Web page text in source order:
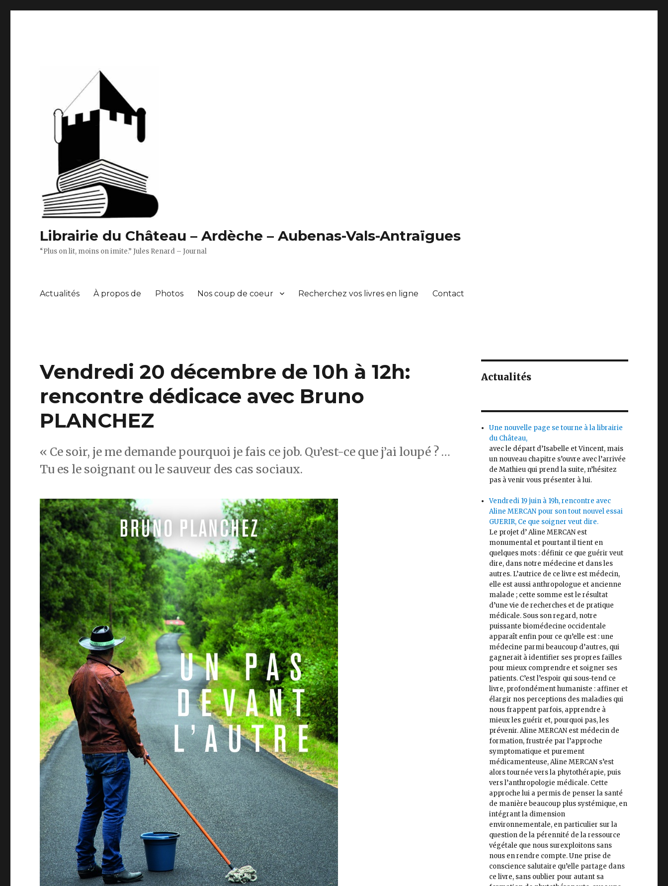
Librairie du Château – Ardèche – Aubenas-Vals-Antraïgues
“Plus on lit, moins on imite.” Jules Renard – Journal
Actualités À propos de Photos Nos coup de coeur Recherchez vos livres en ligne Contact
Vendredi 20 décembre de 10h à 12h:
rencontre dédicace avec Bruno
PLANCHEZ
« Ce soir, je me demande pourquoi je fais ce job. Qu’est-ce que j’ai loupé ? …
Tu es le soignant ou le sauveur des cas sociaux.
Actualités
Une nouvelle page se tourne à la librairie
du Château,
avec le départ d’Isabelle et Vincent, mais
un nouveau chapitre s’ouvre avec l’arrivée
de Mathieu qui prend la suite, n’hésitez
pas à venir vous présenter à lui.
Vendredi 19 juin à 19h, rencontre avec
Aline MERCAN pour son tout nouvel essai
GUERIR, Ce que soigner veut dire.
Le projet d’ Aline MERCAN est
monumental et pourtant il tient en
quelques mots : définir ce que guérir veut
dire, dans notre médecine et dans les
autres. L’autrice de ce livre est médecin,
elle est aussi anthropologue et ancienne
malade ; cette somme est le résultat
d’une vie de recherches et de pratique
médicale. Sous son regard, notre
puissante biomédecine occidentale
apparaît enfin pour ce qu’elle est : une
médecine parmi beaucoup d’autres, qui
gagnerait à identifier ses propres failles
pour mieux comprendre et soigner ses
patients. C’est l’espoir qui sous-tend ce
livre, profondément humaniste : affiner et
élargir nos perceptions des maladies qui
nous frappent parfois, apprendre à
mieux les guérir et, pourquoi pas, les
prévenir. Aline MERCAN est médecin de
formation, frustrée par l’approche
symptomatique et purement
médicamenteuse, Aline MERCAN s’est
alors tournée vers la phytothérapie, puis
vers l’anthropologie médicale. Cette
approche lui a permis de penser la santé
de manière beaucoup plus systémique, en
intégrant la dimension
environnementale, en particulier sur la
question de la pérennité de la ressource
végétale que nous surexploitons sans
nous en rendre compte. Une prise de
conscience salutaire qu’elle partage dans
ce livre, sans oublier pour autant sa